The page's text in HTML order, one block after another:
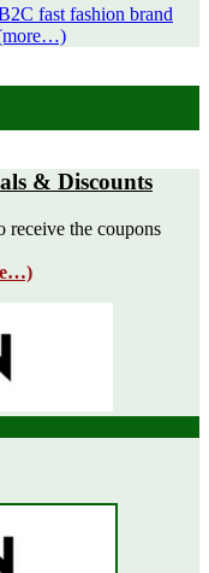
fast fashion brand
& Discounts
receive the coupons